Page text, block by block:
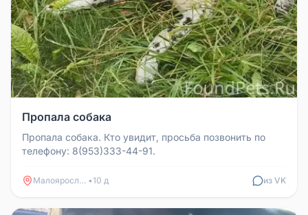
Пропала собака
Пропала собака. Кто увидит, просьба позвонить по
телефону: 8(953)333-44-91.
Малоярославец •10 д из VK